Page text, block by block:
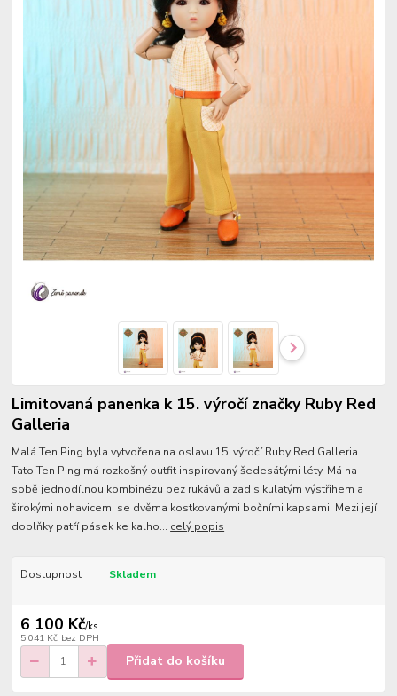
Limitovaná panenka k 15. výročí značky Ruby Red
Galleria
Malá Ten Ping byla vytvořena na oslavu 15. výročí Ruby Red Galleria.
Tato Ten Ping má rozkošný outfit inspirovaný šedesátými léty. Má na
sobě jednodílnou kombinézu bez rukávů a zad s kulatým výstřihem a
širokými nohavicemi se dvěma kostkovanými bočními kapsami. Mezi její
doplňky patří pásek ke kalho... celý popis
Dostupnost Skladem
6 100 Kč/ks
5 041 Kč bez DPH
Přidat do košíku